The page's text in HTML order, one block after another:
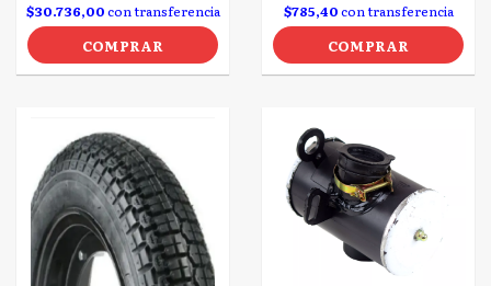
$30.736,00con transferencia
COMPRAR
$785,40con transferencia
COMPRAR